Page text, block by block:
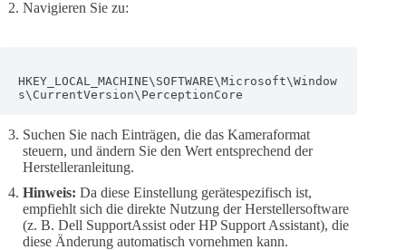
Navigieren Sie zu:
HKEY_LOCAL_MACHINE\SOFTWARE\Microsoft\Window
s\CurrentVersion\PerceptionCore
Suchen Sie nach Einträgen, die das Kameraformat
steuern, und ändern Sie den Wert entsprechend der
Herstelleranleitung.
Hinweis: Da diese Einstellung gerätespezifisch ist,
empfiehlt sich die direkte Nutzung der Herstellersoftware
(z. B. Dell SupportAssist oder HP Support Assistant), die
diese Änderung automatisch vornehmen kann.